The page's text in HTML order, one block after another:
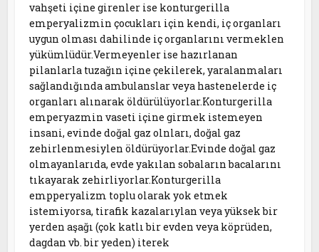
vahşeti içine girenler ise konturgerilla
emperyalizmin çocukları için kendi, iç organları
uygun olması dahilinde iç organlarını vermeklen
yükümlüdür.Vermeyenler ise hazırlanan
pilanlarla tuzağın içine çekilerek, yaralanmaları
sağlandığında ambulanslar veya hastenelerde iç
organları alınarak öldürülüyorlar.Konturgerilla
emperyazmin vaseti içine girmek istemeyen
insani, evinde doğal gaz olnları, doğal gaz
zehirlenmesiylen öldürüyorlar.Evinde doğal gaz
olmayanlarıda, evde yakılan sobaların bacalarını
tıkayarak zehirliyorlar.Konturgerilla
empperyalizm toplu olarak yok etmek
istemiyorsa, tirafik kazalarıylan veya yüksek bir
yerden aşağı (çok katlı bir evden veya köprüden,
dagdan vb. bir yeden) iterek